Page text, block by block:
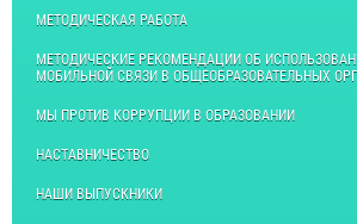
МЕТОДИЧЕСКАЯ РАБОТА
МЕТОДИЧЕСКИЕ РЕКОМЕНДАЦИИ ОБ
МОБИЛЬНОЙ СВЯЗИ В ОБЩЕОБРАЗОВАТЕЛЬНЫХ
МЫ ПРОТИВ КОРРУПЦИИ В ОБРАЗОВАНИИ
НАСТАВНИЧЕСТВО
НАШИ ВЫПУСКНИКИ